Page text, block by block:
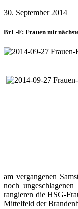
30. September 2014
BrL-F: Frauen mit
am vergangenen
noch
rangieren die HSG-
Mittelfeld der